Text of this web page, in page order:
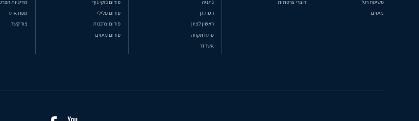
פשיטת רגל
דוברי צרפתית
מיסים
נתניה
רמת גן
ראשון לציון
פתח תקווה
אשדוד
פורום נזקי גוף
פורום פלילי
פורום צרכנות
פורום מיסים
מדיניות
מפת אתר
צור קשר